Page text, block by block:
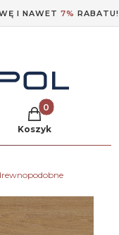
I NAWET 7% RABATU!
Produkty w
Koszyk